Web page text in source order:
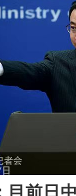
目前日